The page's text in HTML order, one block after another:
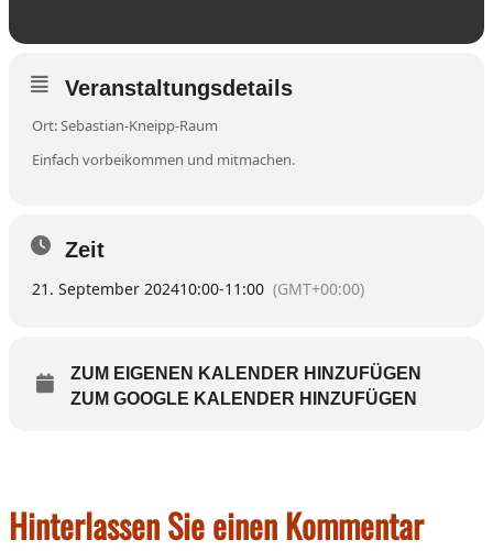
Veranstaltungsdetails
Ort: Sebastian-Kneipp-Raum
Einfach vorbeikommen und mitmachen.
Zeit
21. September 202410:00-11:00 (GMT+00:00)
ZUM EIGENEN KALENDER HINZUFÜGEN
ZUM GOOGLE KALENDER HINZUFÜGEN
Hinterlassen Sie einen Kommentar